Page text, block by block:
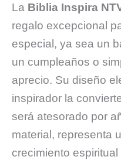
La Biblia Inspira
regalo excepcional
especial, ya sea un
un cumpleaños o
aprecio. Su diseño
inspirador la
será atesorado por
material, representa
crecimiento